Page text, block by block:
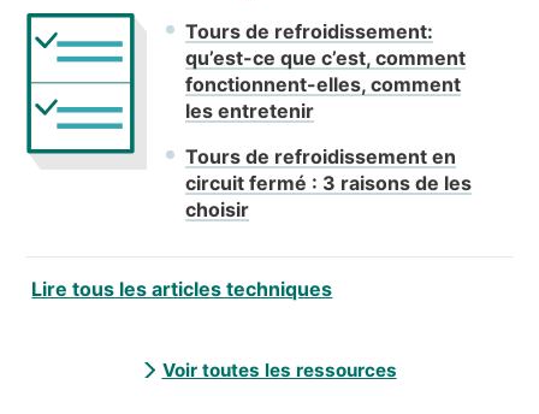
Tours de refroidissement:
qu’est-ce que c’est, comment
fonctionnent-elles, comment
les entretenir
Tours de refroidissement en
circuit fermé : 3 raisons de les
choisir
Lire tous les articles techniques
Voir toutes les ressources